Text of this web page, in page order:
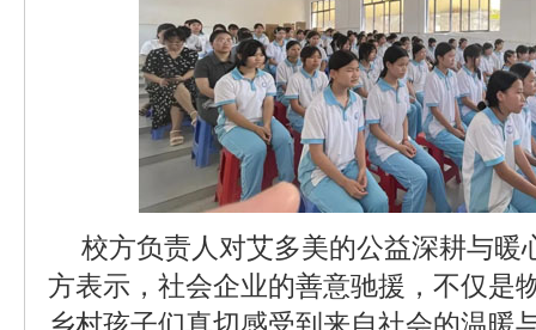
校方负责人对艾多美的公益深耕与暖
方表示，社会企业的善意驰援，不仅是